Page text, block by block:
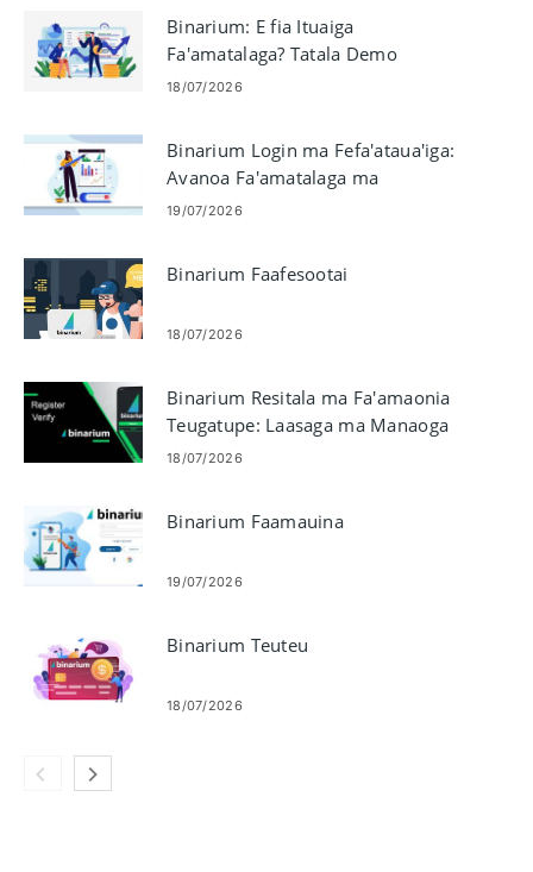
Binarium: E fia Ituaiga
Fa'amatalaga? Tatala Demo
Account ma le $10,000
18/07/2026
Binarium Login ma Fefa'ataua'iga:
Avanoa Fa'amatalaga ma
Fefa'ataua'iga Binary Options
19/07/2026
Binarium Faafesootai
18/07/2026
Binarium Resitala ma Fa'amaonia
Teugatupe: Laasaga ma Manaoga
18/07/2026
Binarium Faamauina
19/07/2026
Binarium Teuteu
18/07/2026